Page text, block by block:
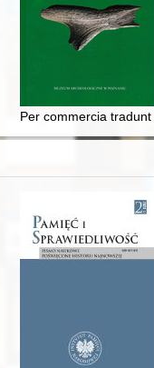
Per commercia